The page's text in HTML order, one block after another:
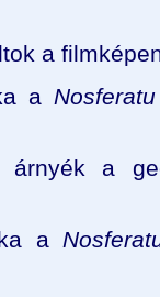
a
a Nosferatu
a
a